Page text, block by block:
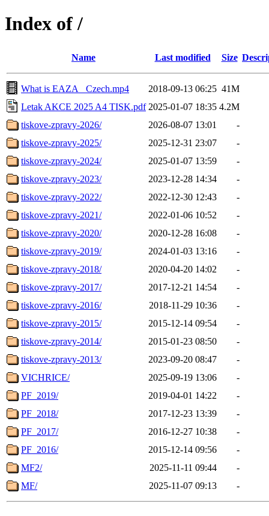
Index of /
Name Last modified Size
What is EAZA_ Czech.mp4 2018-09-13 06:25 41M
Letak AKCE 2025 A4 TISK.pdf 2025-01-07 18:35 4.2M
tiskove-zpravy-2026/
2026-08-07 13:01
-
tiskove-zpravy-2025/
2025-12-31 23:07
-
tiskove-zpravy-2024/
2025-01-07 13:59
-
tiskove-zpravy-2023/
2023-12-28 14:34
-
tiskove-zpravy-2022/
2022-12-30 12:43
-
tiskove-zpravy-2021/
2022-01-06 10:52
-
tiskove-zpravy-2020/
2020-12-28 16:08
-
tiskove-zpravy-2019/
2024-01-03 13:16
-
tiskove-zpravy-2018/
2020-04-20 14:02
-
tiskove-zpravy-2017/
2017-12-21 14:54
-
tiskove-zpravy-2016/
2018-11-29 10:36
-
tiskove-zpravy-2015/
2015-12-14 09:54
-
tiskove-zpravy-2014/
2015-01-23 08:50
-
tiskove-zpravy-2013/
2023-09-20 08:47
-
VICHRICE/
2025-09-19 13:06
-
PF_2019/
2019-04-01 14:22
-
PF_2018/
2017-12-23 13:39
-
PF_2017/
2016-12-27 10:38
-
PF_2016/
2015-12-14 09:56
-
MF2/
2025-11-11 09:44
-
MF/
2025-11-07 09:13 -